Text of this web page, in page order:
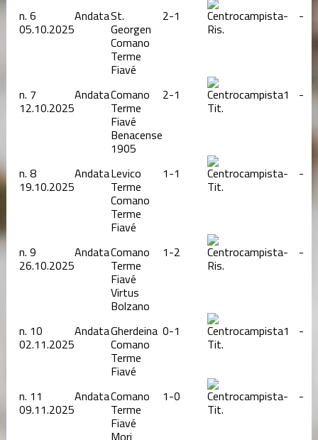
n. 6
05.10.2025
AndataSt.
Georgen
Comano
Terme
Fiavé
2-1
Ris.
- -
n. 7
12.10.2025
AndataComano
Terme
Fiavé
Benacense
1905
2-1
Tit.
1 -
n. 8
19.10.2025
AndataLevico
Terme
Comano
Terme
Fiavé
1-1
Tit.
- -
n. 9
26.10.2025
AndataComano
Terme
Fiavé
Virtus
Bolzano
1-2
Ris.
- -
n. 10
02.11.2025
AndataGherdeina
Comano
Terme
Fiavé
0-1
Tit.
1 -
n. 11
09.11.2025
AndataComano
Terme
Fiavé
Mori
1-0
Tit.
- -